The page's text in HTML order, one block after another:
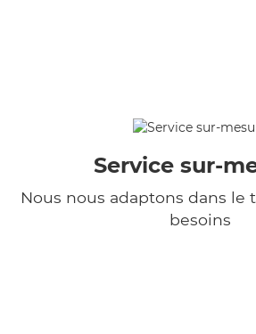
Service sur-
Nous nous adaptons dans le
besoins